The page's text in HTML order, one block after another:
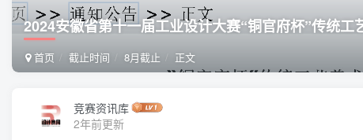
2024安徽省第十一届工业设计大赛“铜官府杯”传统
首页 截止时间 8月截止 正文
竞赛资讯库
2年前更新